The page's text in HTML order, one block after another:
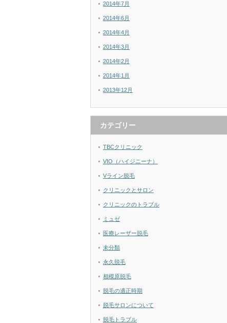
2014年7月
2014年6月
2014年4月
2014年3月
2014年2月
2014年1月
2013年12月
カテゴリー
TBCクリニック
VIO（ハイジニーナ）
Vライン脱毛
クリニックとサロン
クリニックのトラブル
ミュゼ
医療レーザー脱毛
未分類
永久脱毛
相模原脱毛
脱毛の適正時期
脱毛サロンについて
脱毛トラブル